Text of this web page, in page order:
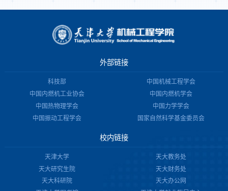
外部链接
科技部
中国机械工程学会
中国内燃机工业协会
中国内燃机学会
中国热物理学会
中国力学学会
中国振动工程学会
国家自然科学基金委员会
校内链接
天津大学
天大教务处
天大研究生院
天大财务处
天大科研院
天大办公网